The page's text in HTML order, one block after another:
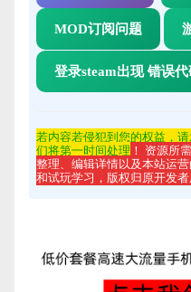
使用步骤：
先下载并安装游戏文件
获取Steam账号和密码
使用获取的账号登录
注意事项：
D加密游戏每个账号每
MOD订阅问题
登录steam出现 错误代
若内容若侵犯到您的权益，
们将第一时间处理 ！ 资源所
整理、编辑详情以及本站运
和试玩学习，版权归原开发者